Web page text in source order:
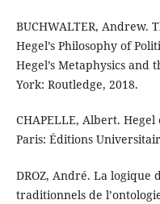
BUCHWALTER, Andrew.
Hegel’s Philosophy of
Hegel’s Metaphysics and
York: Routledge, 2018.
CHAPELLE, Albert.
Paris: Éditions
DROZ, André. La logique
traditionnels de